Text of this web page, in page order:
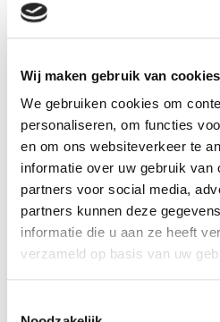
Wij maken gebruik van cookies
We gebruiken cookies om
personaliseren, om functies
en om ons websiteverkeer te
informatie over uw gebruik van
partners voor social media,
partners kunnen deze
informatie die u aan ze heeft
verzameld op basis van uw
Herman Labee
Binnen het Platform